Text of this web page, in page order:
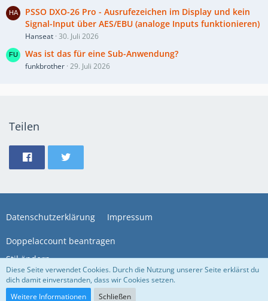
PSSO DXO-26 Pro - Ausrufezeichen im Display und kein
Signal-Input über AES/EBU (analoge Inputs funktionieren)
Hanseat 30. Juli 2026
Was ist das für eine Sub-Anwendung?
funkbrother 29. Juli 2026
Teilen
Stil ändern
Datenschutzerklärung Impressum
Doppelaccount beantragen
Community-Software:
Diese Seite verwendet Cookies. Durch die Nutzung unserer Seite erklärst du
dich damit einverstanden, dass wir Cookies setzen.
Weitere Informationen
Schließen